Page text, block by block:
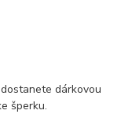
dárkovou
šperku.